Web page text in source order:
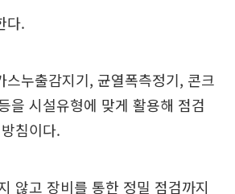
다.
스누출감지기, 균열폭측정기, 콘크
을 시설유형에 맞게 활용해 점검
침이다.
않고 장비를 통한 정밀 점검까지